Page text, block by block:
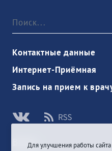
Контактные данные
Интернет-Приёмная
Запись на прием к
ВойтиДля улучшения работы